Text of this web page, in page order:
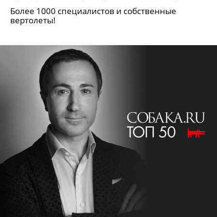
Более 1000 специалистов и собственные
вертолеты!